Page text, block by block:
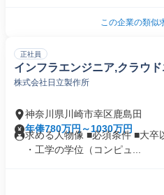
この企業の類似
正社員
インフラエンジニア,クラウ
株式会社日立製作所
神奈川県川崎市幸区鹿島田
年俸780万円～1030万円
求める人物像 ■必須条件 ■大卒
・工学の学位（コンピュ...